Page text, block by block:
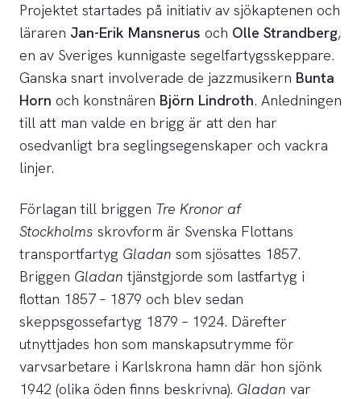
Projektet startades på initiativ av sjökaptenen och
läraren Jan-Erik Mansnerus och Olle Strandberg,
en av Sveriges kunnigaste segelfartygsskeppare.
Ganska snart involverade de jazzmusikern Bunta
Horn och konstnären Björn Lindroth. Anledningen
till att man valde en brigg är att den har
osedvanligt bra seglingsegenskaper och vackra
linjer.
Förlagan till briggen Tre Kronor af
Stockholms skrovform är Svenska Flottans
transportfartyg Gladan som sjösattes 1857.
Briggen Gladan tjänstgjorde som lastfartyg i
flottan 1857 – 1879 och blev sedan
skeppsgossefartyg 1879 – 1924. Därefter
utnyttjades hon som manskapsutrymme för
varvsarbetare i Karlskrona hamn där hon sjönk
1942 (olika öden finns beskrivna). Gladan var